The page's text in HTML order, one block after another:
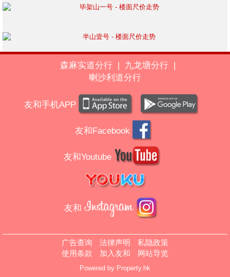
森麻实道分行 | 九龙塘分行
|
喇沙利道分行
友和手机APP
友和Facebook
友和Youtube
友和
广告查询 法律声明
私隐政策
使用条款
加入友和 网站导览
Powered by Property.hk